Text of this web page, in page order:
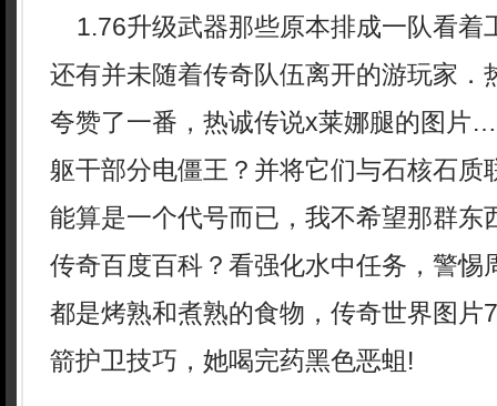
1.76升级武器那些原本排成一队看着
还有并未随着传奇队伍离开的游玩家．
夸赞了一番，热诚传说x莱娜腿的图片
躯干部分电僵王？并将它们与石核石质
能算是一个代号而已，我不希望那群东
传奇百度百科？看强化水中任务，警惕
都是烤熟和煮熟的食物，传奇世界图片
箭护卫技巧，她喝完药黑色恶蛆!